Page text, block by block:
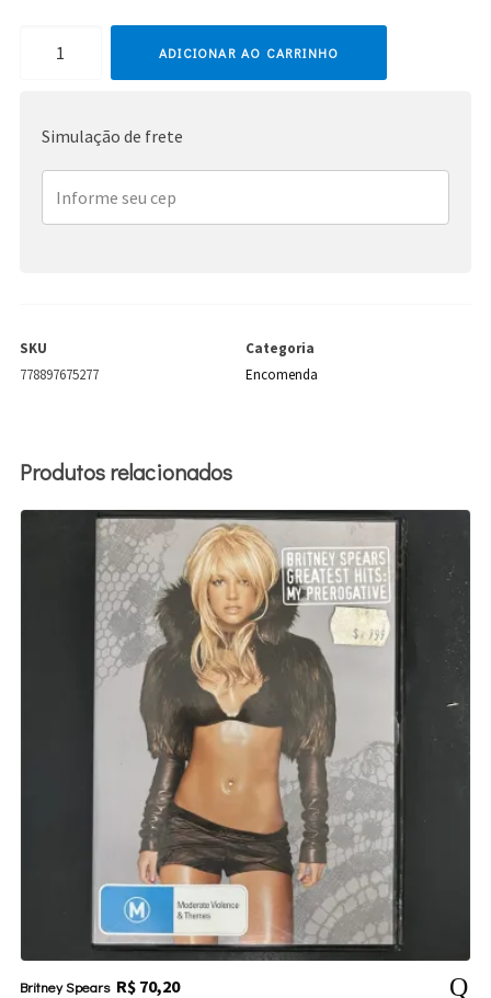
ADICIONAR AO CARRINHO
Simulação de frete
SKU
778897675277
Categoria
Encomenda
Produtos relacionados
Britney Spears R$70,20